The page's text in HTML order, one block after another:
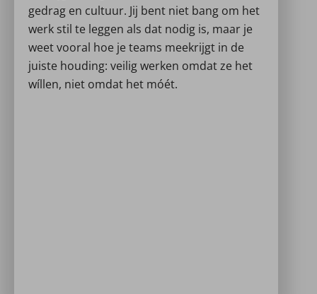
gedrag en cultuur. Jij bent niet bang om het
werk stil te leggen als dat nodig is, maar je
weet vooral hoe je teams meekrijgt in de
juiste houding: veilig werken omdat ze het
wíllen, niet omdat het móét.